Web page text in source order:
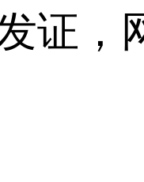
证，